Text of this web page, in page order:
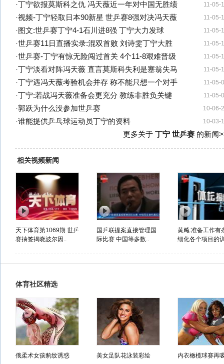
11-05-
·丁宁欲报莫斯科之仇 冯天薇近一年对中国无胜绩
11-05-
·视频-丁宁轻取日本90新星 世乒赛8强对决冯天薇
11-05-
· 图文:世乒赛丁宁4-1石川进8强 丁宁大力发球
11-05-
·世乒赛11日直播实录:混双首败 刘诗雯丁宁大胜
11-05-
·世乒赛-丁宁有惊无险闯过首关 4个11-8艰难晋级
11-05-
·丁宁淡看对阵冯天薇 直言莫斯科失利是塞翁失马
11-05-
·丁宁遇冯天薇考验机会并存 称不能只想一个对手
11-05-
·丁宁:若战冯天薇准备会更充分 教练非胜负关键
10-06-
·郭跃为什么没参加世乒赛
10-03-
·谁能提供乒乓球运动员丁宁的资料
更多关于 丁宁 世乒赛的新闻
相关视频新闻
天下体育第1069期 世乒
赛抽签揭晓波尔因..
国乒联提案直接管理国
际比赛 中国等多数..
黄飚:准备工作有
细化各个项目的
体育社区精选
俄柔术女孩豹纹诱惑 美女足队花泳装彩绘 内衣橄榄球赛再